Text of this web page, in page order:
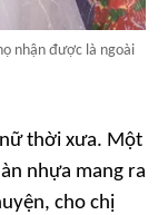
nhận được là ngoài
thời xưa. Một
nhựa mang ra
cho chị